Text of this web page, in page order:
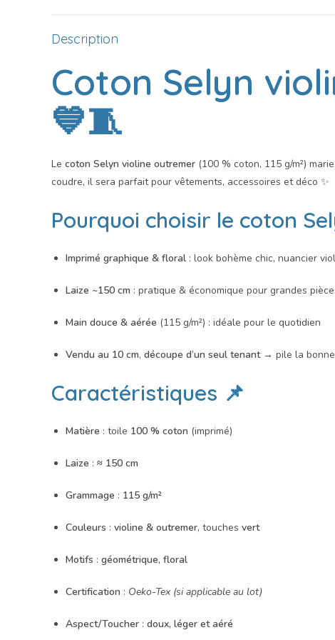
Description
Coton Selyn
💙🧵
Le coton Selyn violine outremer (100 % coton, 115 g/m²)
coudre, il sera parfait pour vêtements, accessoires et déco ✨
Pourquoi choisir le coton
Imprimé graphique & floral : look bohème chic, nuancier
Laize ~150 cm : pratique & économique pour grandes
Main douce & aérée (115 g/m²) : idéale pour le quotidien
Vendu au 10 cm, découpe d’un seul tenant→ pile la bonne
Caractéristiques 📌
Matière : toile 100 % coton (imprimé)
Laize : ≈ 150 cm
Grammage : 115 g/m²
Couleurs : violine & outremer, touches vert
Motifs : géométrique, floral
Certification : Oeko-Tex (si applicable au lot)
Aspect/Toucher : doux, léger et aéré